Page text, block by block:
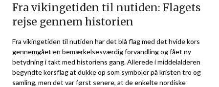
Fra vikingetiden til nutiden: Flagets
rejse gennem historien
Fra vikingetiden til nutiden har det blå flag med det hvide kors
gennemgået en bemærkelsesværdig forvandling og fået ny
betydning i takt med historiens gang. Allerede i middelalderen
begyndte korsflag at dukke op som symboler på kristen tro og
samling, men det var først senere, at de enkelte nordiske